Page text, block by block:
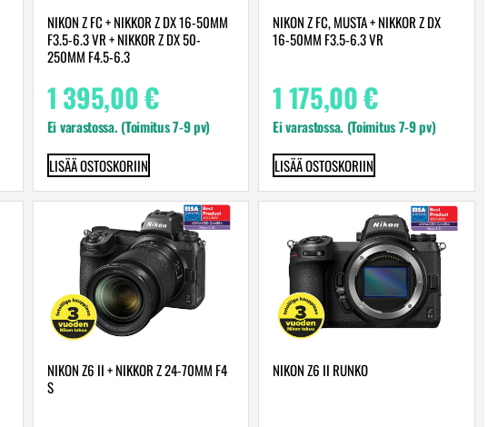
NIKON Z FC + NIKKOR Z DX 16-50MM
F3.5-6.3 VR + NIKKOR Z DX 50-
250MM F4.5-6.3
1 395,00€
Ei varastossa. (Toimitus 7-9 pv)
LISÄÄ OSTOSKORIIN
NIKON Z FC, MUSTA + NIKKOR Z DX
16-50MM F3.5-6.3 VR
1 175,00€
Ei varastossa. (Toimitus 7-9 pv)
LISÄÄ OSTOSKORIIN
NIKON Z6 II + NIKKOR Z 24-70MM F4
S
NIKON Z6 II RUNKO